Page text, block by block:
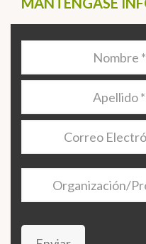
Electrónico *
Organización/